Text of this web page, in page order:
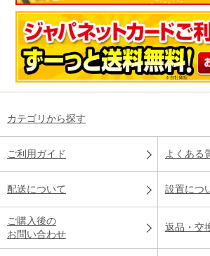
カテゴリから探す
ご利用ガイド よくある
配送について 設置につ
ご購入後の
お問い合わせ
返品・交